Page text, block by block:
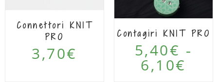
Connettori KNIT
PRO
3,70€
Contagiri KNIT PRO
5,40€ -
6,10€